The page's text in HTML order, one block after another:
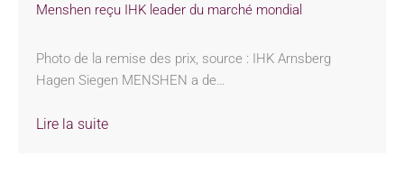
Menshen reçu IHK leader du marché mondial
Photo de la remise des prix, source : IHK Arnsberg
Hagen Siegen MENSHEN a de…
Lire la suite